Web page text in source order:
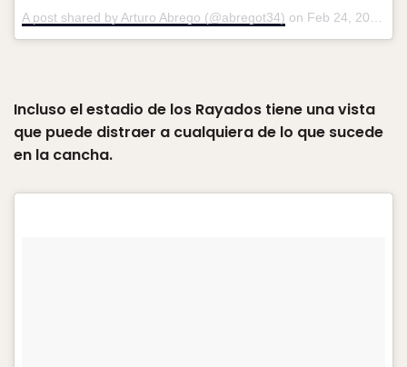
A post shared by Arturo Abrego (@abregot34) on Feb 24, 2018 at 7:13am PST
Incluso el estadio de los Rayados tiene una vista
que puede distraer a cualquiera de lo que sucede
en la cancha.